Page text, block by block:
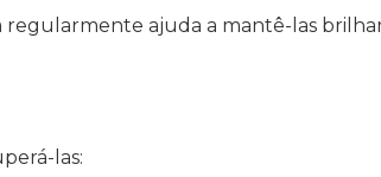
regularmente ajuda a mantê-las
las: